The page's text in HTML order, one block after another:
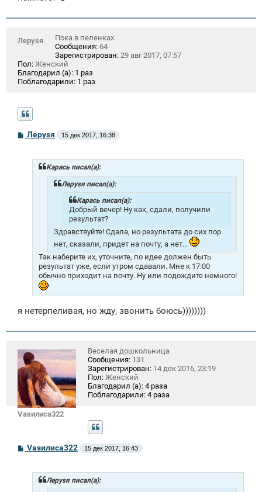
Лeрysя
Пока в пеленках
Сообщения: 64
Зарегистрирован: 29 авг 2017, 07:57
Пол: Женский
Благодарил (а): 1 раз
Поблагодарили: 1 раз
С
Лeрysя 15 дек 2017, 16:38
Карась писал(а):
Лeрysя писал(а):
Карась писал(а):
Добрый вечер! Ну как, сдали, получили
результат?
Здравствуйте! Сдала, но результата до сих пор
нет, сказали, придет на почту, а нет...
Так наберите их, уточните, по идее должен быть
результат уже, если утром сдавали. Мне к 17:00
обычно приходит на почту. Ну или подождите немного!
я нетерпеливая, но жду, звонить боюсь))))))))
Vasилиса322
Веселая дошкольница
Сообщения: 131
Зарегистрирован: 14 дек 2016, 23:19
Пол: Женский
Благодарил (а): 4 раза
Поблагодарили: 4 раза
С
о
Vasилиса322 15 дек 2017, 16:43
Лeрysя писал(а):